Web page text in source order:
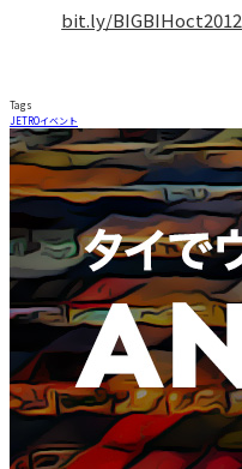
bit.ly/BIGBIHoct2012
Tags
JETROイベント